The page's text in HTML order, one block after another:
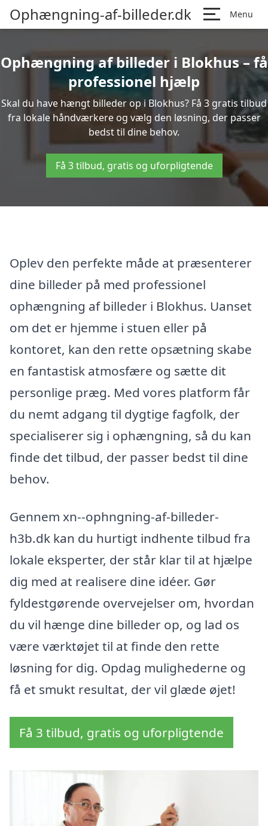
Ophængning-af-billeder.dk Menu
Ophængning af billeder i Blokhus – få
professionel hjælp
Skal du have hængt billeder op i Blokhus? Få 3 gratis tilbud
fra lokale håndværkere og vælg den løsning, der passer
bedst til dine behov.
Få 3 tilbud, gratis og uforpligtende
Oplev den perfekte måde at præsenterer
dine billeder på med professionel
ophængning af billeder i Blokhus. Uanset
om det er hjemme i stuen eller på
kontoret, kan den rette opsætning skabe
en fantastisk atmosfære og sætte dit
personlige præg. Med vores platform får
du nemt adgang til dygtige fagfolk, der
specialiserer sig i ophængning, så du kan
finde det tilbud, der passer bedst til dine
behov.
Gennem xn--ophngning-af-billeder-
h3b.dk kan du hurtigt indhente tilbud fra
lokale eksperter, der står klar til at hjælpe
dig med at realisere dine idéer. Gør
fyldestgørende overvejelser om, hvordan
du vil hænge dine billeder op, og lad os
være værktøjet til at finde den rette
løsning for dig. Opdag mulighederne og
få et smukt resultat, der vil glæde øjet!
Få 3 tilbud, gratis og uforpligtende